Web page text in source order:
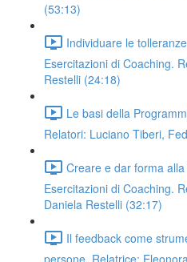
(53:13)
Individuare le
Esercitazioni di Coaching.
Restelli (24:18)
Le basi della
Relatori: Luciano Tiberi,
Creare e dar forma
Esercitazioni di Coaching.
Daniela Restelli (32:17)
Il feedback come
persone. Relatrice: